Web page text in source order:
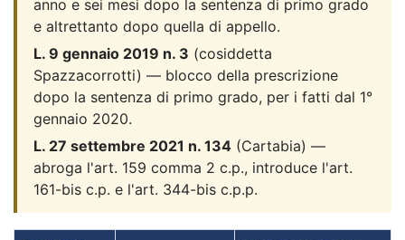
anno e sei mesi dopo la sentenza di primo grado
e altrettanto dopo quella di appello.
L. 9 gennaio 2019 n. 3 (cosiddetta
Spazzacorrotti) — blocco della prescrizione
dopo la sentenza di primo grado, per i fatti dal 1°
gennaio 2020.
L. 27 settembre 2021 n. 134 (Cartabia) —
abroga l'art. 159 comma 2 c.p., introduce l'art.
161-bis c.p. e l'art. 344-bis c.p.p.